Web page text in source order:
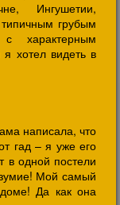
Ингушетии,
грубым
характерным
хотел видеть в
написала, что
гад – я уже его
одной постели
Мой самый
Да как она